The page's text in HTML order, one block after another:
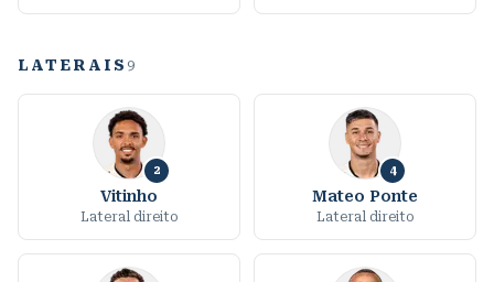
LATERAIS 9
2
Vitinho
Lateral direito
4
Mateo Ponte
Lateral direito